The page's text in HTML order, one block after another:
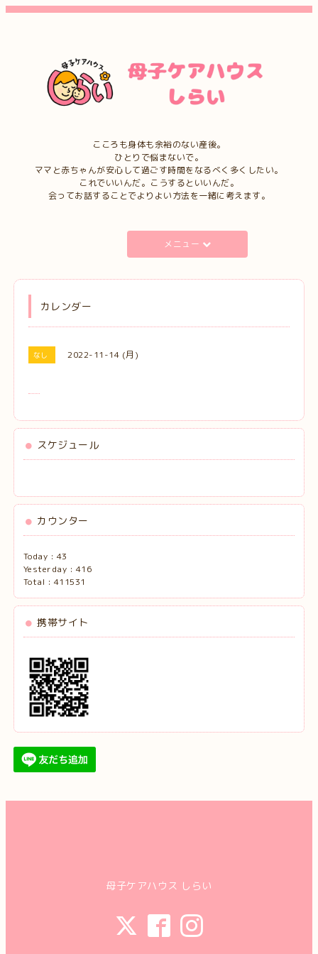
こころも身体も余裕のない産後。
ひとりで悩まないで。
ママと赤ちゃんが安心して過ごす時間をなるべく多くしたい。
これでいいんだ。こうするといいんだ。
会ってお話することでよりよい方法を一緒に考えます。
メニュー
カレンダー
なし 2022-11-14 (月)
スケジュール
カウンター
Today : 43
Yesterday : 416
Total : 411531
携帯サイト
母子ケアハウス しらい